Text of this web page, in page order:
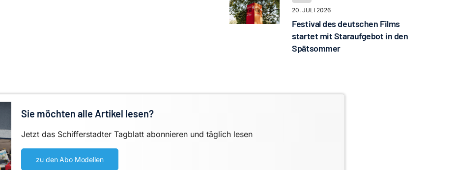
20. JULI 2026
Festival des deutschen Films
startet mit Staraufgebot in den
Spätsommer
Sie möchten alle Artikel lesen?
Jetzt das Schifferstadter Tagblatt abonnieren und täglich lesen
zu den Abo Modellen